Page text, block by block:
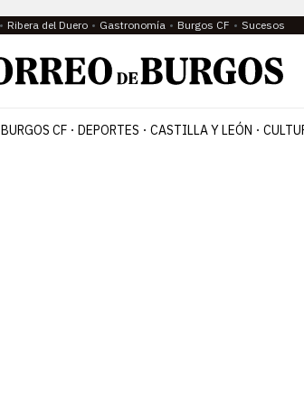
Ribera del Duero Gastronomía Burgos CF Sucesos
BURGOS CF DEPORTES CASTILLA Y LEÓN